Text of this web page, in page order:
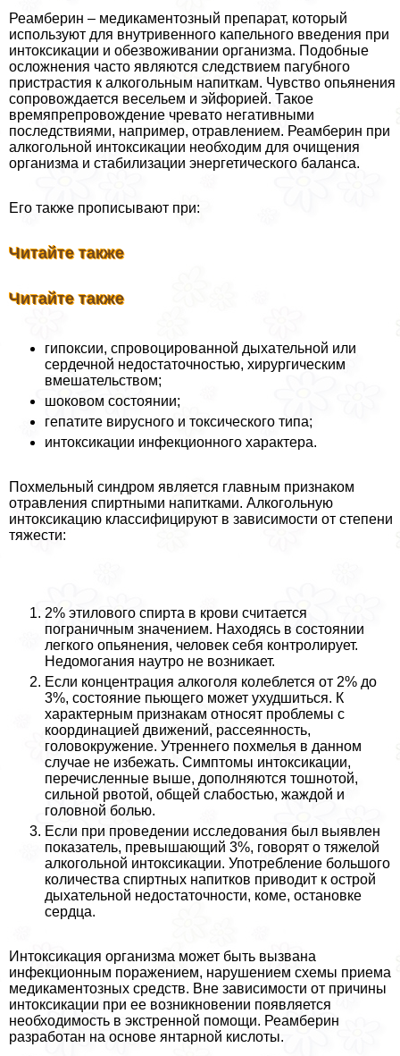
Реамберин – медикаментозный препарат, который
используют для внутривенного капельного введения при
интоксикации и обезвоживании организма. Подобные
осложнения часто являются следствием пагубного
пристрастия к алкогольным напиткам. Чувство опьянения
сопровождается весельем и эйфорией. Такое
времяпрепровождение чревато негативными
последствиями, например, отравлением. Реамберин при
алкогольной интоксикации необходим для очищения
организма и стабилизации энергетического баланса.
Его также прописывают при:
Читайте также
Читайте также
гипоксии, спровоцированной дыхательной или
сердечной недостаточностью, хирургическим
вмешательством;
шоковом состоянии;
гепатите вирусного и токсического типа;
интоксикации инфекционного хаpaктера.
Похмельный синдром является главным признаком
отравления спиртными напитками. Алкогольную
интоксикацию классифицируют в зависимости от степени
тяжести:
2% этилового спирта в крови считается
пограничным значением. Находясь в состоянии
легкого опьянения, человек себя контролирует.
Недомогания наутро не возникает.
Если концентрация алкоголя колeблется от 2% до
3%, состояние пьющего может ухудшиться. К
хаpaктерным признакам относят проблемы с
координацией движений, рассеянность,
головокружение. Утреннего похмелья в данном
случае не избежать. Симптомы интоксикации,
перечисленные выше, дополняются тошнотой,
сильной рвотой, общей слабостью, жаждой и
головной болью.
Если при проведении исследования был выявлен
показатель, превышающий 3%, говорят о тяжелой
алкогольной интоксикации. Употрeбление большого
количества спиртных напитков приводит к острой
дыхательной недостаточности, коме, остановке
сердца.
Интоксикация организма может быть вызвана
инфекционным поражением, нарушением схемы приема
медикаментозных средств. Вне зависимости от причины
интоксикации при ее возникновении появляется
необходимость в экстренной помощи. Реамберин
разработан на основе янтарной кислоты.